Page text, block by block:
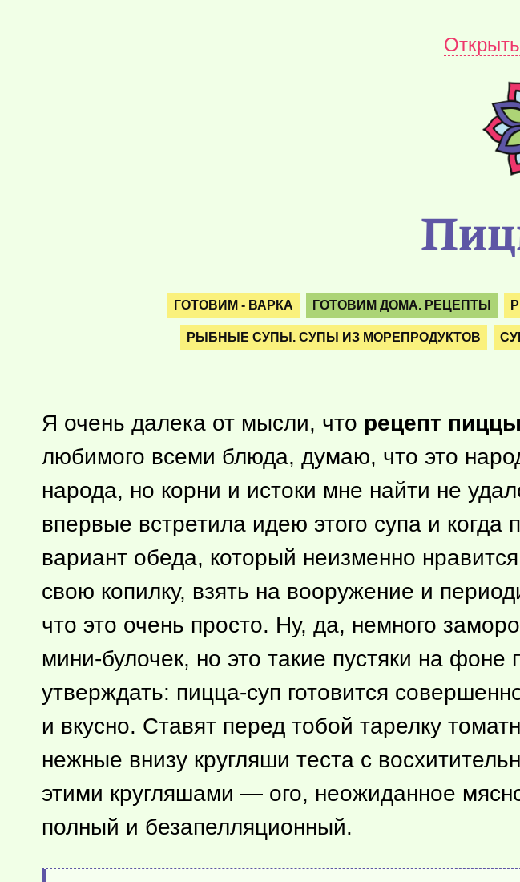
ГОТОВИМ - ВАРКА ГОТОВИМ ДОМА. РЕЦЕПТЫ
РЫБНЫЕ СУПЫ. СУПЫ ИЗ МОРЕПРОДУКТОВ
Я очень далека от мысли, что рецепт
любимого всеми блюда, думаю, что это
народа, но корни и истоки мне найти не
впервые встретила идею этого супа и когда
вариант обеда, который неизменно
свою копилку, взять на вооружение и
что это очень просто. Ну, да, немного
мини-булочек, но это такие пустяки на
утверждать: пицца-суп готовится
и вкусно. Ставят перед тобой тарелку
нежные внизу кругляши теста с
этими кругляшами — ого, неожиданное
полный и безапелляционный.